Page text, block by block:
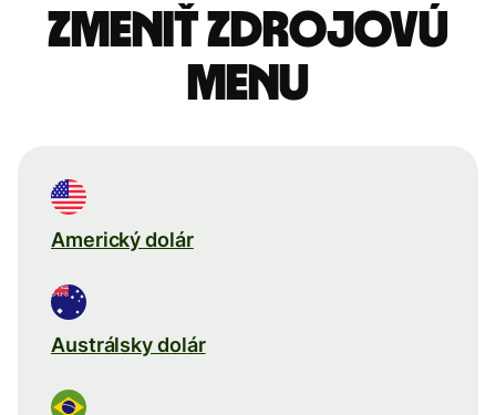
Zmeniť zdrojovú
menu
Americký dolár
Austrálsky dolár